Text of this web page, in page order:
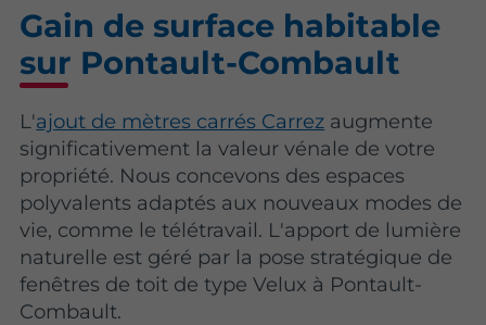
Gain de surface habitable
sur Pontault-Combault
L'ajout de mètres carrés Carrez augmente
significativement la valeur vénale de votre
propriété. Nous concevons des espaces
polyvalents adaptés aux nouveaux modes de
vie, comme le télétravail. L'apport de lumière
naturelle est géré par la pose stratégique de
fenêtres de toit de type Velux à Pontault-
Combault.